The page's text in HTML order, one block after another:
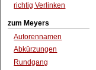
richtig Verlinken
zum Meyers
Autorennamen
Abkürzungen
Rundgang